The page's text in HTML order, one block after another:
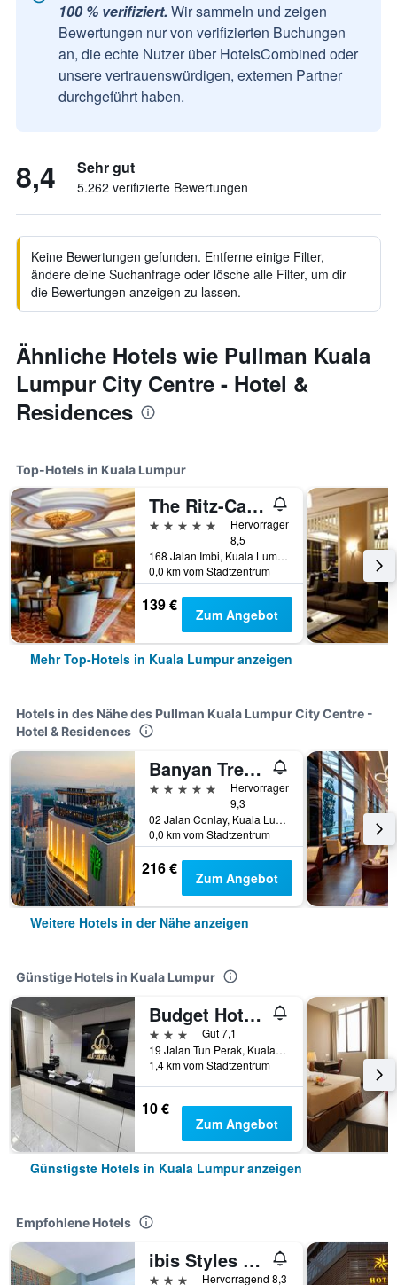
100 % verifiziert. Wir sammeln und zeigen
Bewertungen nur von verifizierten Buchungen
an, die echte Nutzer über HotelsCombined oder
unsere vertrauenswürdigen, externen Partner
durchgeführt haben.
8,4 Sehr gut
5.262 verifizierte Bewertungen
Keine Bewertungen gefunden. Entferne einige Filter,
ändere deine Suchanfrage oder lösche alle Filter, um dir
die Bewertungen anzeigen zu lassen.
Ähnliche Hotels wie Pullman Kuala
Lumpur City Centre - Hotel &
Residences
Top-Hotels in Kuala Lumpur
The Ritz-Carlton Kuala Lumpur
5 Sterne
Hervorragend
8,5
168 Jalan Imbi, Kuala Lumpur, Malaysia
0,0 km vom Stadtzentrum
139 € Zum Angebot
Mehr Top-Hotels in Kuala Lumpur anzeigen
Hotels in des Nähe des Pullman Kuala Lumpur City Centre -
Hotel & Residences
Banyan Tree Kuala Lumpur
5 Sterne
Hervorragend
9,3
02 Jalan Conlay, Kuala Lumpur, Malaysia
0,0 km vom Stadtzentrum
216 € Zum Angebot
Weitere Hotels in der Nähe anzeigen
Günstige Hotels in Kuala Lumpur
Budget Hotel Al Amin
3 Sterne
Gut 7,1
19 Jalan Tun Perak, Kuala Lumpur, Malaysia
1,4 km vom Stadtzentrum
10 €
Zum Angebot
Günstigste Hotels in Kuala Lumpur anzeigen
Empfohlene Hotels
ibis Styles Kuala Lumpur Bukit Bintang
3 Sterne Hervorragend 8,3